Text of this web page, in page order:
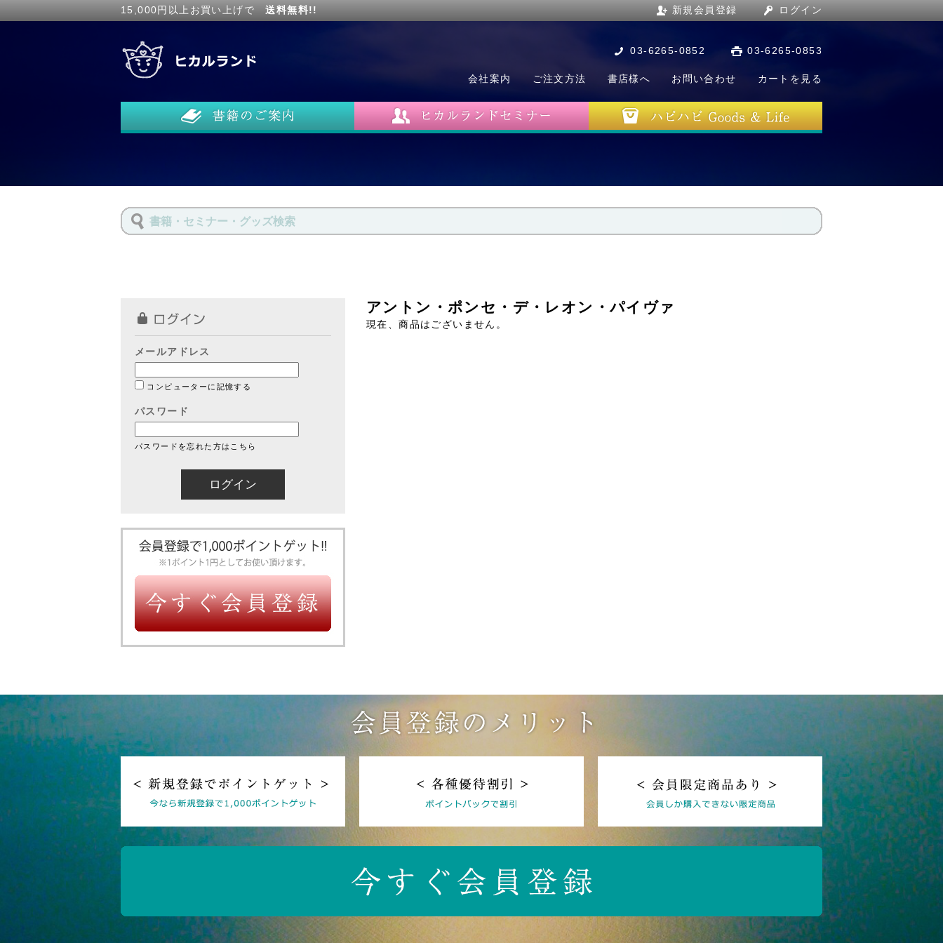
新規会員登録 ログイン
15,000円以上お買い上げで送料無料!!
03-6265-0852 03-6265-0853
会社案内 ご注文方法 書店様へ お問い合わせ カートを見る
メールアドレス
コンピューターに記憶する
パスワード
パスワードを忘れた方はこちら
アントン・ポンセ・デ・レオン・パイヴァ
現在、商品はございません。